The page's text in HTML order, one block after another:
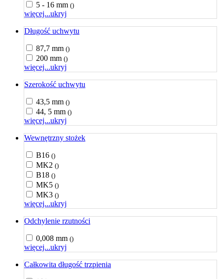
5 - 16 mm ()
więcej...ukryj
Długość uchwytu
87,7 mm ()
200 mm ()
więcej...ukryj
Szerokość uchwytu
43,5 mm ()
44, 5 mm ()
więcej...ukryj
Wewnętrzny stożek
B16 ()
MK2 ()
B18 ()
MK5 ()
MK3 ()
więcej...ukryj
Odchylenie rzutności
0,008 mm ()
więcej...ukryj
Całkowita długość trzpienia